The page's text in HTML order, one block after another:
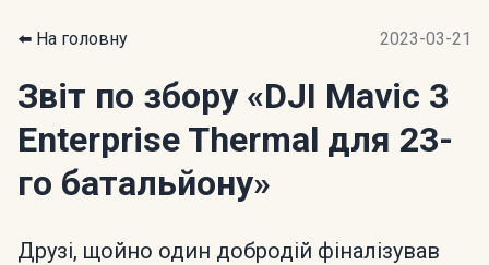
⬅️ На головну 2023-03-21
Звіт по збору «DJI Mavic 3
Enterprise Thermal для 23-
го батальйону»
Друзі, щойно один добродій фіналізував